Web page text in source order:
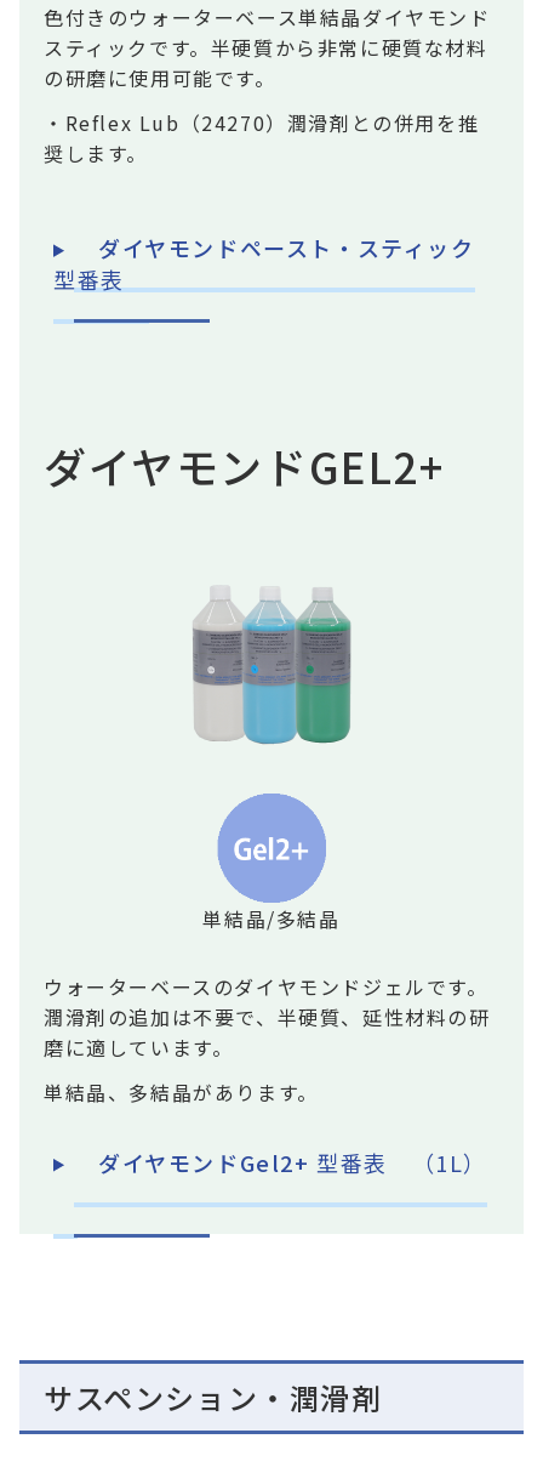
色付きのウォーターベース単結晶ダイヤモンド
スティックです。半硬質から非常に硬質な材料
の研磨に使用可能です。
・Reflex Lub（24270）潤滑剤との併用を推
奨します。
ダイヤモンドペースト・スティック
型番表
ダイヤモンドGEL2+
単結晶/多結晶
ウォーターベースのダイヤモンドジェルです。
潤滑剤の追加は不要で、半硬質、延性材料の研
磨に適しています。
単結晶、多結晶があります。
ダイヤモンドGel2+ 型番表 （1L）
サスペンション・潤滑剤